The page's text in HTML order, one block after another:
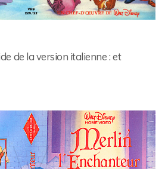
de la version italienne : et